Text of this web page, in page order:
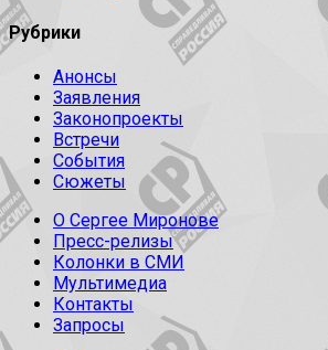
Рубрики
Анонсы
Заявления
Законопроекты
Встречи
События
Сюжеты
О Сергее Миронове
Пресс-релизы
Колонки в СМИ
Мультимедиа
Контакты
Запросы